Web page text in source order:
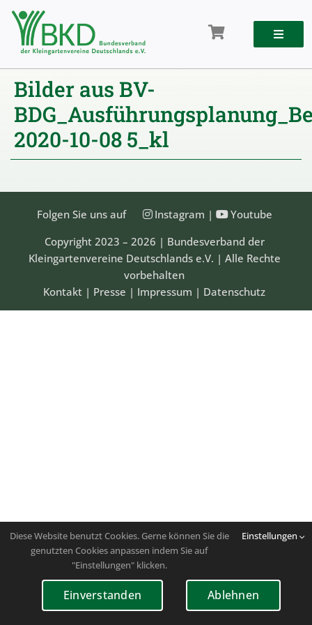
Zum
Inhalt
springen
Bilder aus BV-
2020-10-08 5_kl
Folgen Sie uns auf Instagram |
Youtube
Copyright 2023 – 2026 | Bundesverband der
Kleingartenvereine Deutschlands e.V. | Alle Rechte
vorbehalten
Kontakt | Presse | Impressum | Datenschutz
Diese Website benutzt Cookies. Gerne können Sie die
genutzten Cookies anpassen indem Sie auf
"Einstellungen" klicken.
Einstellungen
Einverstanden Ablehnen